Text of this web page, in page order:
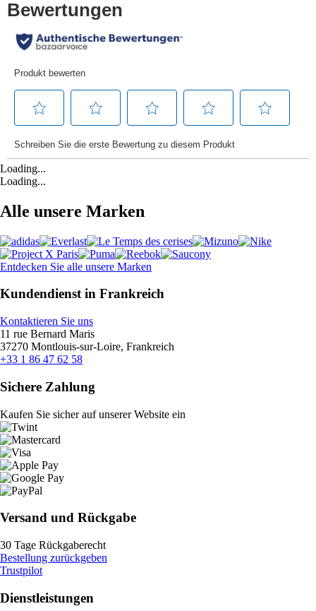
Loading...
Loading...
Alle unsere Marken
Entdecken Sie alle unsere Marken
Kundendienst in Frankreich
Kontaktieren Sie uns
11 rue Bernard Maris
37270 Montlouis-sur-Loire, Frankreich
+33 1 86 47 62 58
Sichere Zahlung
Kaufen Sie sicher auf unserer Website ein
Versand und Rückgabe
30 Tage Rückgaberecht
Bestellung zurückgeben
Trustpilot
Dienstleistungen